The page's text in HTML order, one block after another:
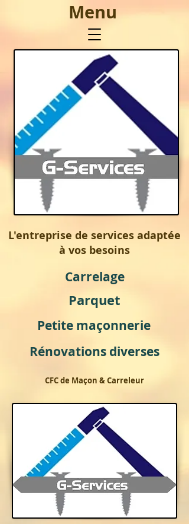
L'entreprise de services adaptée
à vos besoins
Menu
CFC de Maçon & Carreleur
Carrelage
Parquet
Petite maçonnerie
Rénovations diverses